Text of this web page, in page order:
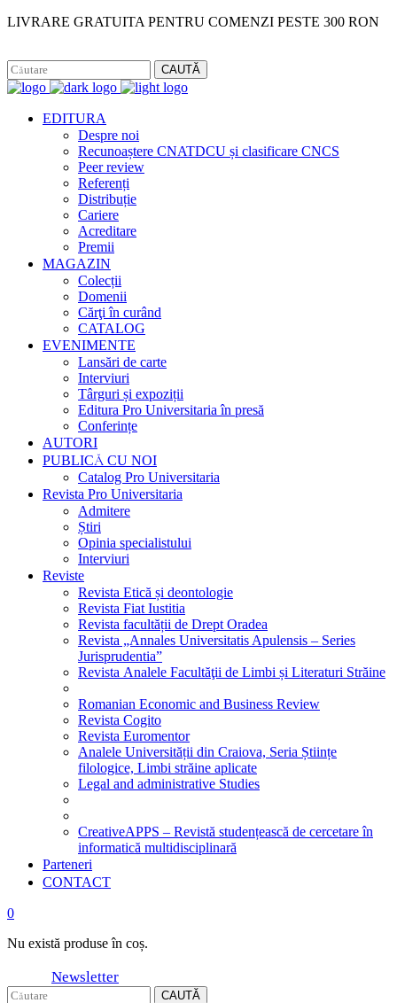
LIVRARE GRATUITA PENTRU COMENZI PESTE 300 RON
CAUTĂ
EDITURA
Despre noi
Recunoaștere CNATDCU și clasificare CNCS
Peer review
Referenți
Distribuție
Cariere
Acreditare
Premii
MAGAZIN
Colecții
Domenii
Cărţi în curând
CATALOG
EVENIMENTE
Lansări de carte
Interviuri
Târguri și expoziții
Editura Pro Universitaria în presă
Conferințe
AUTORI
PUBLICĂ CU NOI
Catalog Pro Universitaria
Revista Pro Universitaria
Admitere
Știri
Opinia specialistului
Interviuri
Reviste
Revista Etică și deontologie
Revista Fiat Iustitia
Revista facultății de Drept Oradea
Revista „Annales Universitatis Apulensis – Series
Jurisprudentia”
Revista Analele Facultăţii de Limbi și Literaturi Străine
Romanian Economic and Business Review
Revista Cogito
Revista Euromentor
Analele Universității din Craiova, Seria Științe
filologice, Limbi străine aplicate
Legal and administrative Studies
CreativeAPPS – Revistă studențească de cercetare în
informatică multidisciplinară
Parteneri
CONTACT
0
Nu există produse în coș.
Newsletter
CAUTĂ